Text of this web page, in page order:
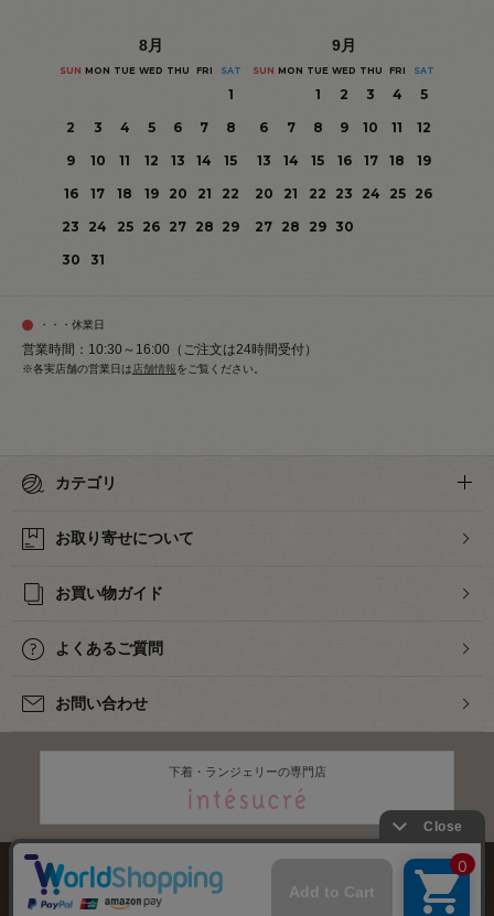
8月
SUN MON TUE WED THU FRI SAT
1
2
3 4 5 6 7
8
9
10 11 12 13 14
15
16
17 18 19 20 21
22
23
24 25 26 27 28 29
30
31
9月
SUN MON TUE WED THU FRI SAT
1 2 3 4
5
6
7 8 9 10 11
12
13
14 15 16 17 18
19
20
21 22 23 24 25
26
27 28 29 30
・・・休業日
営業時間：10:30～16:00（ご注文は24時間受付）
※各実店舗の営業日は 店舗情報をご覧ください。
カテゴリ
お取り寄せについて
お買い物ガイド
よくあるご質問
お問い合わせ
下着・ランジェリーの専門店
株式会社オカダヤ